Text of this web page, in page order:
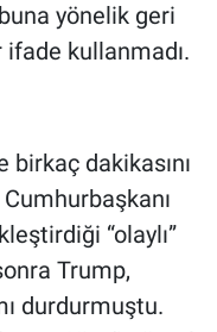
yönelik geri
kullanmadı.
birkaç dakikasını
Cumhurbaşkanı
“olaylı”
Trump,
durdurmuştu.